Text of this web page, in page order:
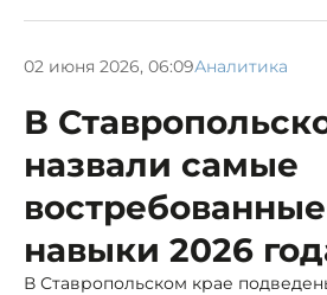
02 июня 2026, 06:09Аналитика
В
назвали самые
навыки 2026
В Ставропольском крае